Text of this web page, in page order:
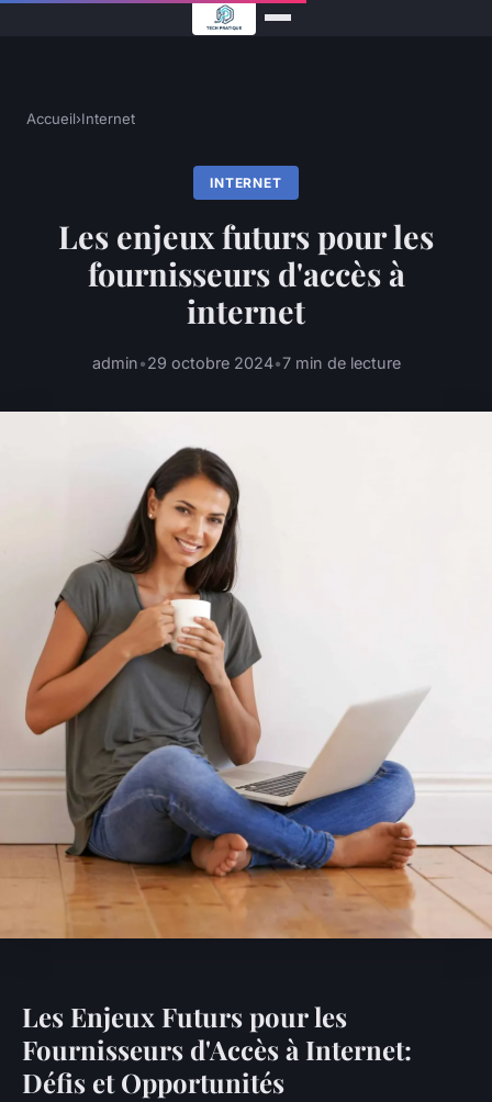
Accueil›Internet
INTERNET
Les enjeux futurs pour les
fournisseurs d'accès à
internet
admin•29 octobre 2024•7 min de lecture
Les Enjeux Futurs pour les
Fournisseurs d'Accès à Internet:
Défis et Opportunités